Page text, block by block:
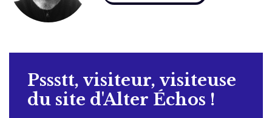
Pssstt, visiteur, visiteuse
du site d'Alter Échos !